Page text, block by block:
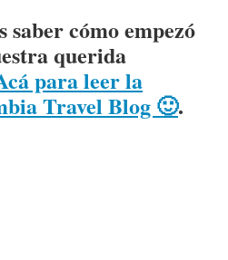
cómo empezó
querida
para leer la
Travel Blog 🙂.